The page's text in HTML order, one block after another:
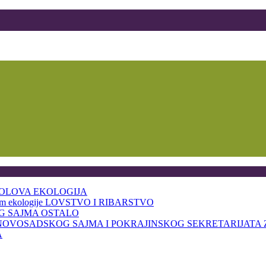
EKOLOGIJA
ekologije LOVSTVO I RIBARSTVO
SAJMA OSTALO
SAJMA I POKRAJINSKOG